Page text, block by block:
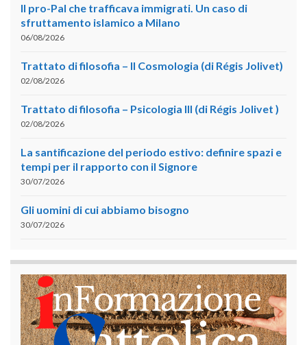
Il pro-Pal che trafficava immigrati. Un caso di
sfruttamento islamico a Milano
06/08/2026
Trattato di filosofia – II Cosmologia (di Régis Jolivet)
02/08/2026
Trattato di filosofia – Psicologia III (di Régis Jolivet )
02/08/2026
La santificazione del periodo estivo: definire spazi e
tempi per il rapporto con il Signore
30/07/2026
Gli uomini di cui abbiamo bisogno
30/07/2026